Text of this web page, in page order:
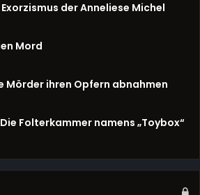
der Anneliese Michel
Mord
Mörder ihren Opfern abnahmen
Folterkammer namens „Toybox“